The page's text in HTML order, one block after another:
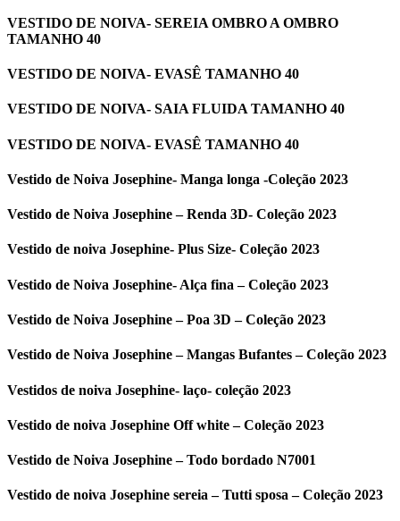
VESTIDO DE NOIVA- SEREIA OMBRO A OMBRO
TAMANHO 40
VESTIDO DE NOIVA- EVASÊ TAMANHO 40
VESTIDO DE NOIVA- SAIA FLUIDA TAMANHO 40
VESTIDO DE NOIVA- EVASÊ TAMANHO 40
Vestido de Noiva Josephine- Manga longa -Coleção 2023
Vestido de Noiva Josephine – Renda 3D- Coleção 2023
Vestido de noiva Josephine- Plus Size- Coleção 2023
Vestido de Noiva Josephine- Alça fina – Coleção 2023
Vestido de Noiva Josephine – Poa 3D – Coleção 2023
Vestido de Noiva Josephine – Mangas Bufantes – Coleção 2023
Vestidos de noiva Josephine- laço- coleção 2023
Vestido de noiva Josephine Off white – Coleção 2023
Vestido de Noiva Josephine – Todo bordado N7001
Vestido de noiva Josephine sereia – Tutti sposa – Coleção 2023